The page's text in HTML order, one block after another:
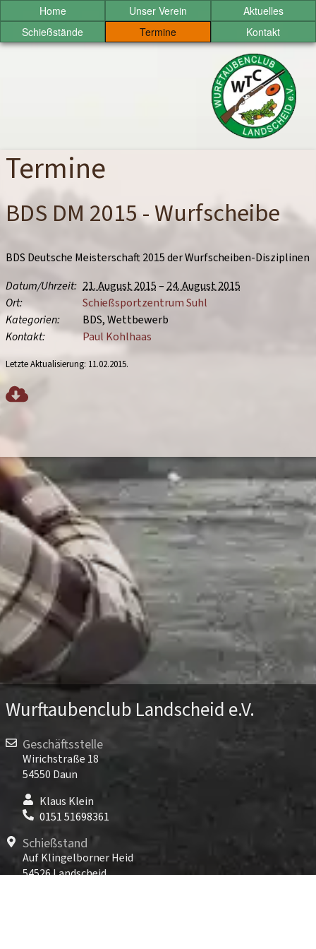
zum
Inhalt
Home Unser Verein
Aktuelles
Schießstände
Termine Kontakt
Wurftaubenclub
Landscheid
Termine
BDS DM 2015 - Wurfscheibe
BDS Deutsche Meisterschaft 2015 der Wurfscheiben-Disziplinen
Datum/Uhrzeit 21. August 2015–24. August 2015
Ort
Schießsportzentrum Suhl
Kategorien
BDS Wettbewerb
Kontakt
Paul Kohlhaas
Letzte Aktualisierung: 11.02.2015.
Wurftaubenclub Landscheid e.V.
Geschäftsstelle
Wirichstraße 18
54550 Daun
Klaus Klein
0151 51698361
Schießstand
Auf Klingelborner Heid
54526 Landscheid